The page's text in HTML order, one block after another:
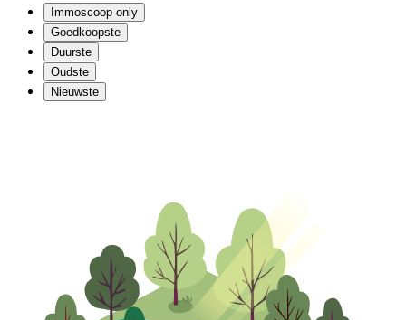
Immoscoop only
Goedkoopste
Duurste
Oudste
Nieuwste